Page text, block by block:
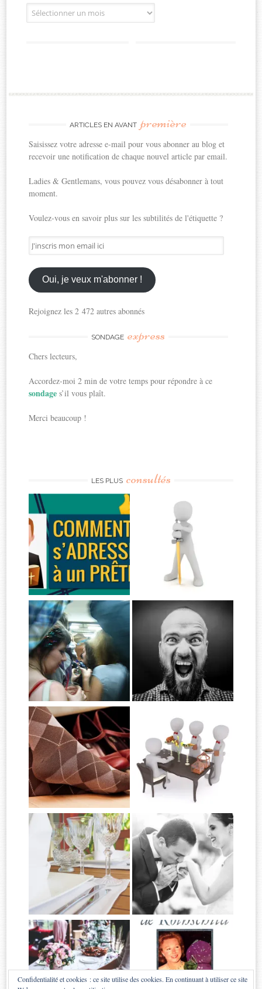
Archives
ARTICLES EN AVANT première
Saisissez votre adresse e-mail pour vous abonner au blog et
recevoir une notification de chaque nouvel article par email.
Ladies & Gentlemans, vous pouvez vous désabonner à tout
moment.
Voulez-vous en savoir plus sur les subtilités de l'étiquette ?
J'inscris
mon
email
ici
Oui, je veux m'abonner !
Rejoignez les 2 472 autres abonnés
SONDAGE express
Chers lecteurs,
Accordez-moi 2 min de votre temps pour répondre à ce
sondages’il vous plaît.
Merci beaucoup !
LES PLUS consultés
Confidentialité et cookies : ce site utilise des cookies. En continuant à utiliser ce site